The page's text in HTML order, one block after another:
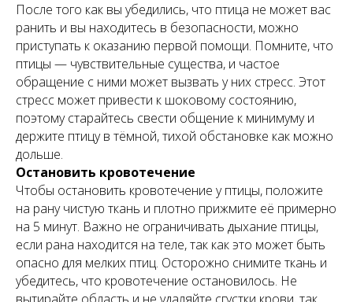
После того как вы убедились, что птица не может вас
ранить и вы находитесь в безопасности, можно
приступать к оказанию первой помощи. Помните, что
птицы — чувствительные существа, и частое
обращение с ними может вызвать у них стресс. Этот
стресс может привести к шоковому состоянию,
поэтому старайтесь свести общение к минимуму и
держите птицу в тёмной, тихой обстановке как можно
дольше.
Остановить кровотечение
Чтобы остановить кровотечение у птицы, положите
на рану чистую ткань и плотно прижмите её примерно
на 5 минут. Важно не ограничивать дыхание птицы,
если рана находится на теле, так как это может быть
опасно для мелких птиц. Осторожно снимите ткань и
убедитесь, что кровотечение остановилось. Не